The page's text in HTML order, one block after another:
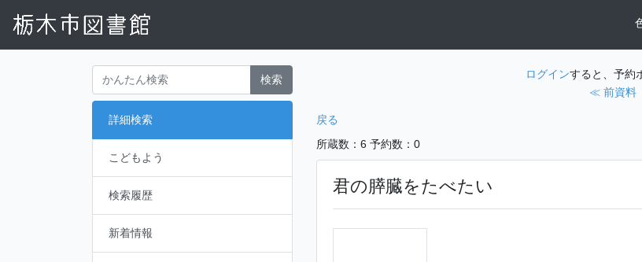
検索
詳細検索
こどもよう
検索履歴
新着情報
ログインすると、予約
≪ 前資料
戻る
所蔵数：6 予約数：0
君の膵臓をたべたい